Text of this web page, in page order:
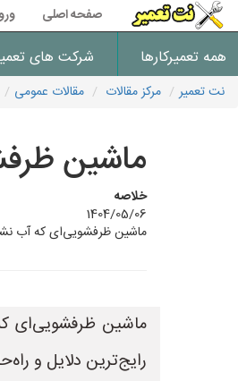
صفحه اصلی
همه تعمیرکارها شرکت های
نت تعمیر مرکز مقالات مقالات عمومی
ماشین
خلاصه
1404/05/06
ماشین ظرفشویی‌ای که آب نشت
ماشین ظرفشویی‌ای
رایج‌ترین دلایل و